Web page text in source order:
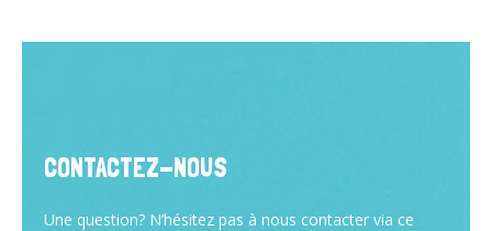
CONTACTEZ-NOUS
Une question? N’hésitez pas à nous contacter via ce